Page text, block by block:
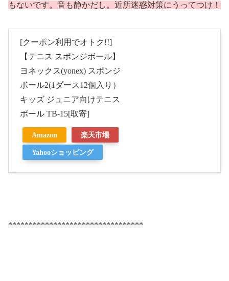
もないです。音も静かだし。近所迷惑対策にうってつけ！
[クーポン利用でオトク!!]
【テニス スポンジボール】
ヨネックス(yonex) スポンジ
ボール2(1ダース12個入り）
キッズ ジュニア向けテニス
ボール TB-15[取寄]
Amazon 楽天市場
Yahooショッピング
*********************************